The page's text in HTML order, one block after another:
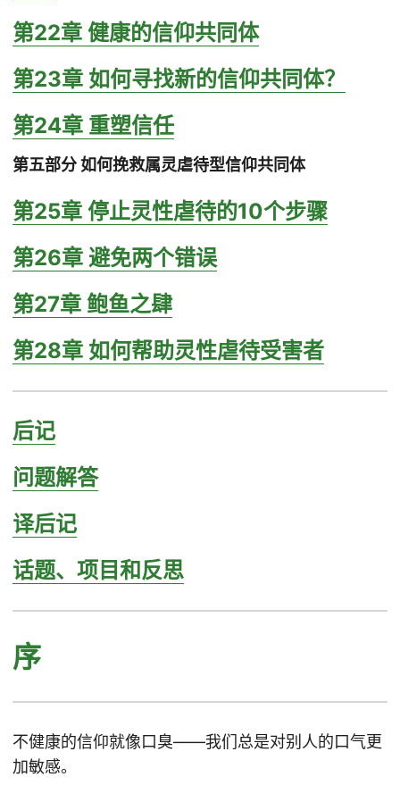
第22章 健康的信仰共同体
第23章 如何寻找新的信仰共同体？
第24章 重塑信任
第五部分 如何挽救属灵虐待型信仰共同体
第25章 停止灵性虐待的10个步骤
第26章 避免两个错误
第27章 鲍鱼之肆
第28章 如何帮助灵性虐待受害者
后记
问题解答
译后记
话题、项目和反思
序
不健康的信仰就像口臭——我们总是对别人的口气更
加敏感。